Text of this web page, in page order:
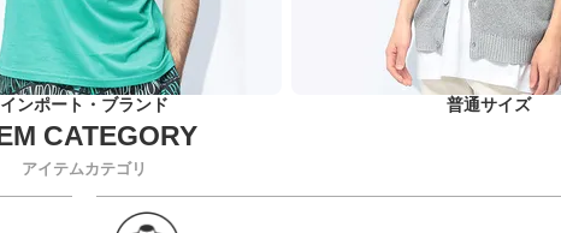
インポート・ブランド 普通サイズ
アイテムカテゴリ